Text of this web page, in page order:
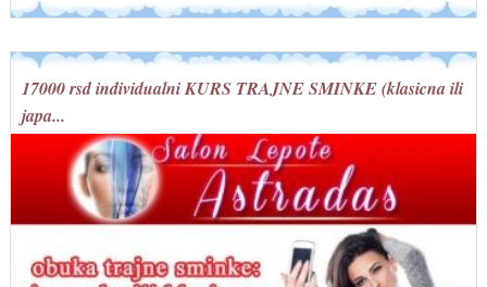
17000 rsd individualni KURS TRAJNE SMINKE (klasicna ili
japa...